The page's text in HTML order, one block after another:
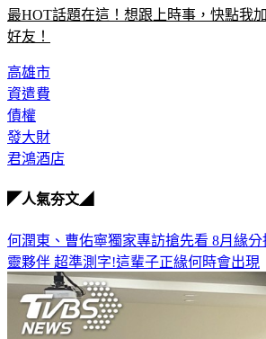
最HOT話題在這！想跟上時事，快點我
好友！
高雄市
資遣費
債權
發大財
君鴻酒店
◤人氣夯文◢
何潤東、曹佑寧獨家專訪搶先看 8月緣
靈夥伴 超準測字!這輩子正緣何時會出現